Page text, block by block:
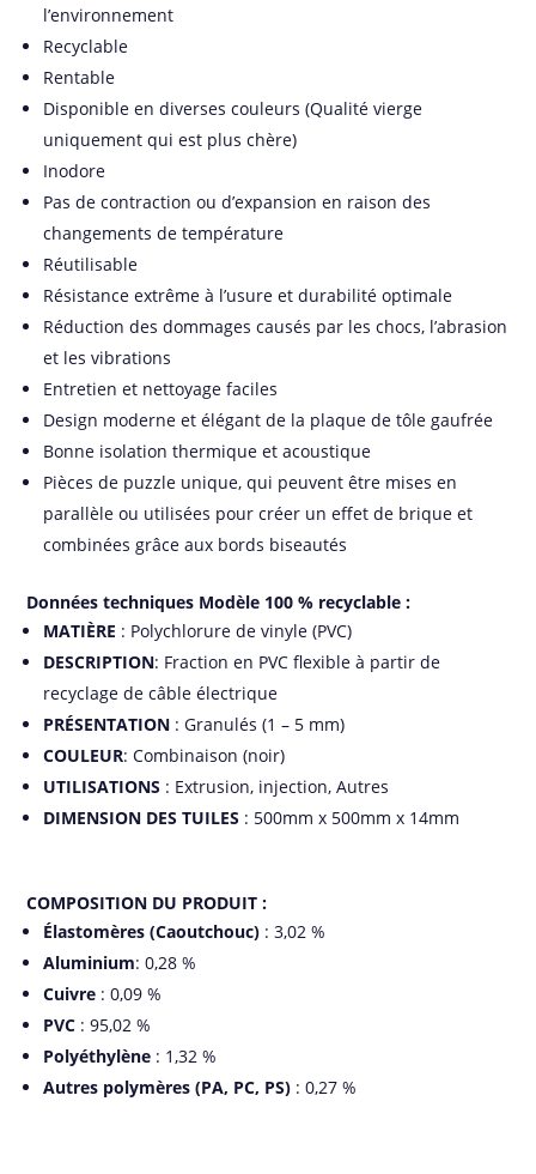
l’environnement
Recyclable
Rentable
Disponible en diverses couleurs (Qualité vierge
uniquement qui est plus chère)
Inodore
Pas de contraction ou d’expansion en raison des
changements de température
Réutilisable
Résistance extrême à l’usure et durabilité optimale
Réduction des dommages causés par les chocs, l’abrasion
et les vibrations
Entretien et nettoyage faciles
Design moderne et élégant de la plaque de tôle gaufrée
Bonne isolation thermique et acoustique
Pièces de puzzle unique, qui peuvent être mises en
parallèle ou utilisées pour créer un effet de brique et
combinées grâce aux bords biseautés
Données techniques Modèle 100 % recyclable :
MATIÈRE : Polychlorure de vinyle (PVC)
DESCRIPTION: Fraction en PVC flexible à partir de
recyclage de câble électrique
PRÉSENTATION : Granulés (1 – 5 mm)
COULEUR: Combinaison (noir)
UTILISATIONS : Extrusion, injection, Autres
DIMENSION DES TUILES : 500mm x 500mm x 14mm
COMPOSITION DU PRODUIT :
Élastomères (Caoutchouc) : 3,02 %
Aluminium: 0,28 %
Cuivre : 0,09 %
PVC : 95,02 %
Polyéthylène : 1,32 %
Autres polymères (PA, PC, PS) : 0,27 %